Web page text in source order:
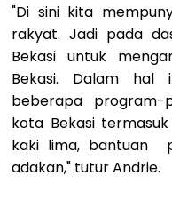
"Di sini kita
rakyat. Jadi pada
Bekasi untuk
Bekasi. Dalam
beberapa
kota Bekasi
kaki lima, bantuan
adakan," tutur Andrie.